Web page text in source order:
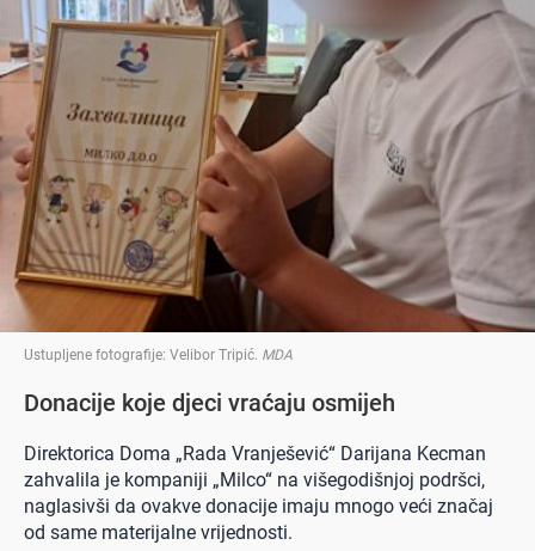
Ustupljene fotografije: Velibor Tripić MDA
Donacije koje djeci vraćaju osmijeh
Direktorica Doma „Rada Vranješević“ Darijana Kecman
zahvalila je kompaniji „Milco“ na višegodišnjoj podršci,
naglasivši da ovakve donacije imaju mnogo veći značaj
od same materijalne vrijednosti.